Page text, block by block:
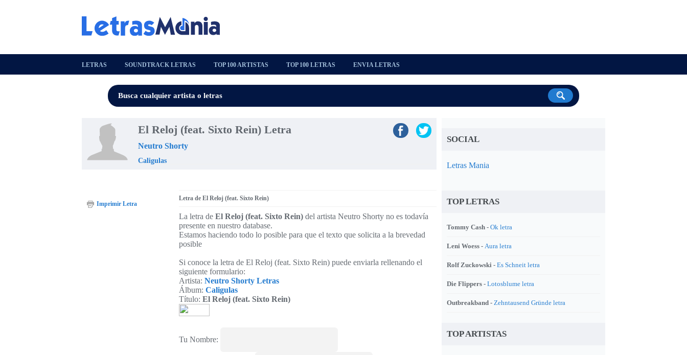
LETRAS SOUNDTRACK LETRAS TOP 100 ARTISTAS TOP 100 LETRAS ENVIA LETRAS
El Reloj (feat. Sixto Rein) Letra
Neutro Shorty
Caligulas
Letra de El Reloj (feat. Sixto Rein)
La letra de El Reloj (feat. Sixto Rein) del artista Neutro Shorty no es todavía
presente en nuestro database.
Estamos haciendo todo lo posible para que el texto que solicita a la brevedad
posible
Si conoce la letra de El Reloj (feat. Sixto Rein) puede enviarla rellenando el
siguiente formulario:
Artista: Neutro Shorty Letras
Álbum: Caligulas
Título: El Reloj (feat. Sixto Rein)
Tu Nombre:
Imprimir Letra
SOCIAL
Letras Mania
TOP LETRAS
Tommy Cash - Ok letra
Leni Woess - Aura letra
Rolf Zuckowski - Es Schneit letra
Die Flippers - Lotosblume letra
Outbreakband - Zehntausend Gründe letra
TOP ARTISTAS